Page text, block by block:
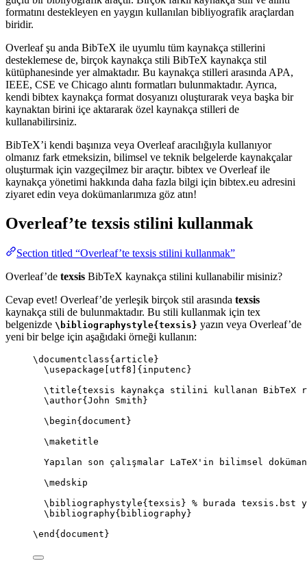
formatını destekleyen en yaygın kullanılan bibliyografik araçlardan
biridir.
Overleaf şu anda BibTeX ile uyumlu tüm kaynakça stillerini
desteklemese de, birçok kaynakça stili BibTeX kaynakça stil
kütüphanesinde yer almaktadır. Bu kaynakça stilleri arasında APA,
IEEE, CSE ve Chicago alıntı formatları bulunmaktadır. Ayrıca,
kendi bibtex kaynakça format dosyanızı oluşturarak veya başka bir
kaynaktan birini içe aktararak özel kaynakça stilleri de
kullanabilirsiniz.
BibTeX’i kendi başınıza veya Overleaf aracılığıyla kullanıyor
olmanız fark etmeksizin, bilimsel ve teknik belgelerde kaynakçalar
oluşturmak için vazgeçilmez bir araçtır. bibtex ve Overleaf ile
kaynakça yönetimi hakkında daha fazla bilgi için bibtex.eu adresini
ziyaret edin veya dokümanlarımıza göz atın!
Overleaf’te texsis stilini kullanmak
Section titled “Overleaf’te texsis stilini kullanmak”
Overleaf’de texsis BibTeX kaynakça stilini kullanabilir misiniz?
Cevap evet! Overleaf’de yerleşik birçok stil arasında texsis
kaynakça stili de bulunmaktadır. Bu stili kullanmak için tex
belgenizde \bibliographystyle{texsis} yazın veya Overleaf’de
yeni bir belge için aşağıdaki örneği kullanın:
\documentclass{ article }
\usepackage
utf8 ]{ inputenc }
\title{texsis kaynakça stilini kullanan BibTeX
\author{John Smith}
\begin{ document }
\maketitle
Yapılan son çalışmalar LaTeX'in bilimsel
\medskip
\bibliographystyle{texsis} % burada texsis.bst
\bibliography{bibliography}
\end { document }